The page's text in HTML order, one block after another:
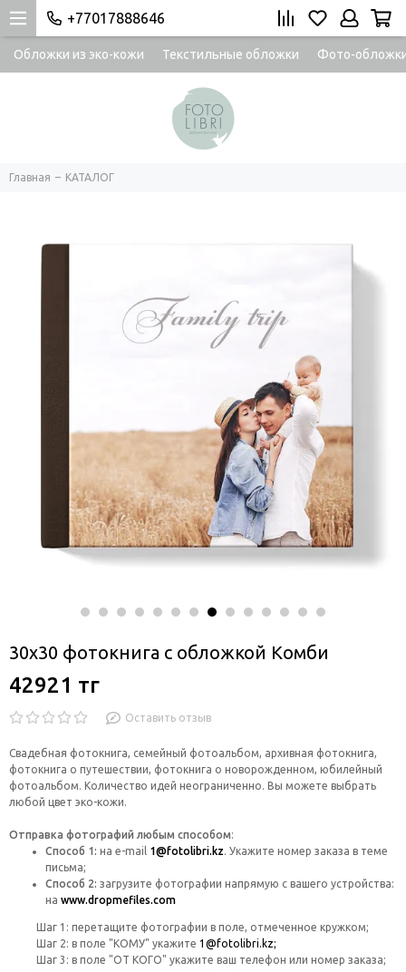
Обложки из эко-кожи Текстильные обложки Фото-
+77017888646
Главная КАТАЛОГ
30x30 фотокнига с обложкой Комби
42921 тг
Оставить отзыв
Свадебная фотокнига, семейный фотоальбом, архивная фотокнига,
фотокнига о путешествии, фотокнига о новорожденном, юбилейный
фотоальбом. Количество идей неограниченно. Вы можете выбрать
любой цвет эко-кожи.
Отправка фотографий любым способом:
Способ 1: на e-mail 1@fotolibri.kz. Укажите номер заказа в теме
письма;
Способ 2: загрузите фотографии напрямую с вашего устройства:
на www.dropmefiles.com
Шаг 1: перетащите фотографии в поле, отмеченное кружком;
Шаг 2: в поле "КОМУ" укажите 1@fotolibri.kz;
Шаг 3: в поле "ОТ КОГО" укажите ваш телефон или номер заказа;